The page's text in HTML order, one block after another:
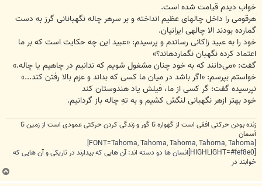
خواب دیدم قیامت شده است.
هرقومی را داخل چاله‏ای عظیم انداخته و بر سرهر چاله نگهبانانی گرز به دست
گمارده بودند الا چاله‏ی ایرانیان.
خود را به عبید زاکانی رساندم و پرسیدم: «عبید این چه حکایت است که بر ما
اعتماد کرده نگهبان نگمارده‏اند؟»
گفت: «می‌دانند که به خود چنان مشغول شویم که ندانیم در چاهیم یا چاله.»
خواستم بپرسم: «اگر باشد در میان ما کسی که بداند و عزم بالا رفتن کند...»
نپرسیده گفت: گر کسی از ما، فیلش یاد هندوستان کند
خود بهتر ازهر نگهبانی لنگش کشیم و به تهِ چاله باز گردانیم.
زنده بودن حرکتی افقی است از گهواره تا گور و زندگی کردن حرکتی عمودی است از زمین تا
آسمان
[FONT=Tahoma, Tahoma, Tahoma, Tahoma, Tahoma]
[HIGHLIGHT=#fef8e0]انسان ها دو دسته اند: آن هایی که بیدارند در تاریکی و آن هایی که
خوابند در
ب
ا